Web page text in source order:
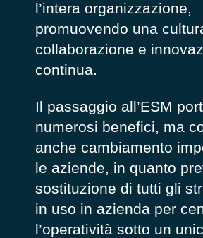
l’intera organizzazione,
promuovendo una
collaborazione e
continua.
Il passaggio all’ESM
numerosi benefici, ma
anche cambiamento
le aziende, in quanto
sostituzione di tutti gli
in uso in azienda per
l’operatività sotto un